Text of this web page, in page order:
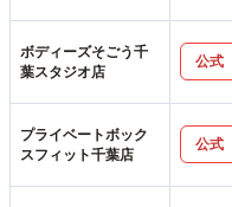
ボディーズそごう千
葉スタジオ店
公式
プライベートボック
スフィット千葉店
公式